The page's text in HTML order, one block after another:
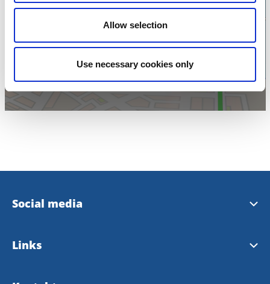
Allow selection
Use necessary cookies only
Klicken Sie hier um
die Karte
anzuzeigen
Social media
Instagram Touristinformation
Links